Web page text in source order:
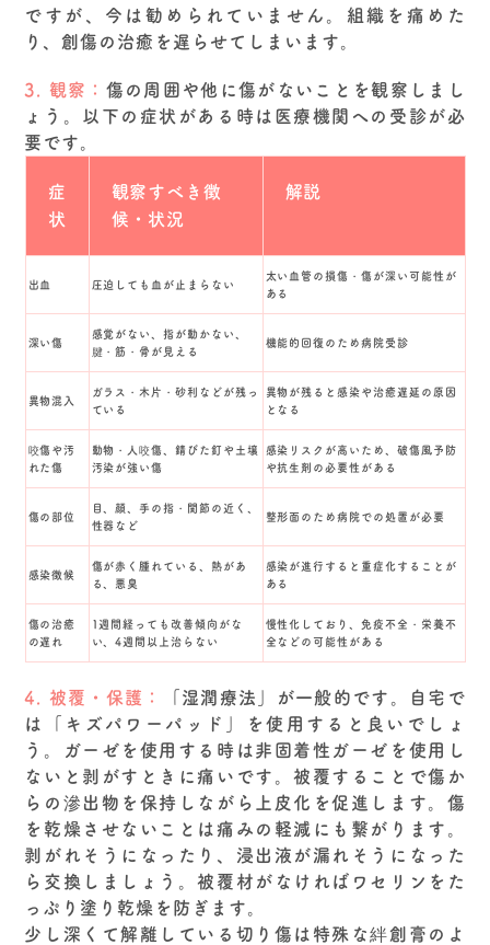
ですが、今は勧められていません。組織を痛めた
り、創傷の治癒を遅らせてしまいます。
3. 観察： 傷の周囲や他に傷がないことを観察しまし
ょう。以下の症状がある時は医療機関への受診が必
要です。
症
状
観察すべき徴
候・状況
解説
出血 圧迫しても血が止まらない
太い血管の損傷・傷が深い可能性が
ある
深い傷
感覚がない、指が動かない、
腱・筋・骨が見える
機能的回復のため病院受診
異物混入
ガラス・木片・砂利などが残っ
ている
異物が残ると感染や治癒遅延の原因
となる
咬傷や汚
れた傷
動物・人咬傷、錆びた釘や土壌
汚染が強い傷
感染リスクが高いため、破傷風予防
や抗生剤の必要性がある
傷の部位
目、顔、手の指・関節の近く、
性器など
整形面のため病院での処置が必要
感染徴候
傷が赤く腫れている、熱があ
る、悪臭
感染が進行すると重症化することが
ある
傷の治癒
の遅れ
1週間経っても改善傾向がな
い、4週間以上治らない
慢性化しており、免疫不全・栄養不
全などの可能性がある
4. 被覆・保護：
「湿潤療法」が一般的です。自宅で
は「キズパワーパッド」を使用すると良いでしょ
う。ガーゼを使用する時は非固着性ガーゼを使用し
ないと剥がすときに痛いです。被覆することで傷か
らの滲出物を保持しながら上皮化を促進します。傷
を乾燥させないことは痛みの軽減にも繋がります。
剥がれそうになったり、浸出液が漏れそうになった
ら交換しましょう。被覆材がなければワセリンをた
っぷり塗り乾燥を防ぎます。
少し深くて解離している切り傷は特殊な絆創膏のよ